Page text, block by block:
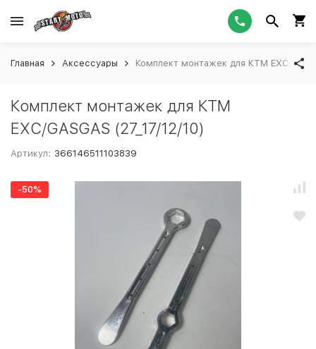
Главная Аксессуары Комплект монтажек для КТМ EXC/
Комплект монтажек для КТМ
EXC/GASGAS (27_17/12/10)
Артикул: 366146511103839
-50%